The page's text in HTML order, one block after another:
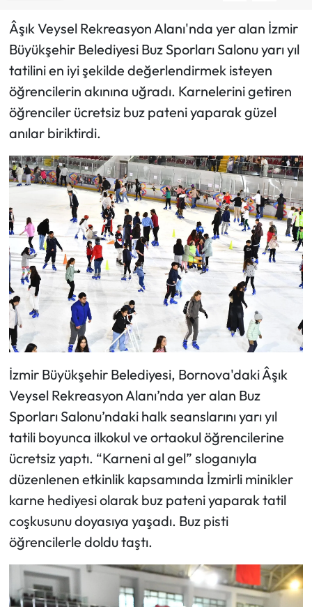
Âşık Veysel Rekreasyon Alanı'nda yer alan İzmir
Büyükşehir Belediyesi Buz Sporları Salonu yarı yıl
tatilini en iyi şekilde değerlendirmek isteyen
öğrencilerin akınına uğradı. Karnelerini getiren
öğrenciler ücretsiz buz pateni yaparak güzel
anılar biriktirdi.
İzmir Büyükşehir Belediyesi, Bornova'daki Âşık
Veysel Rekreasyon Alanı’nda yer alan Buz
Sporları Salonu’ndaki halk seanslarını yarı yıl
tatili boyunca ilkokul ve ortaokul öğrencilerine
ücretsiz yaptı. “Karneni al gel” sloganıyla
düzenlenen etkinlik kapsamında İzmirli minikler
karne hediyesi olarak buz pateni yaparak tatil
coşkusunu doyasıya yaşadı. Buz pisti
öğrencilerle doldu taştı.